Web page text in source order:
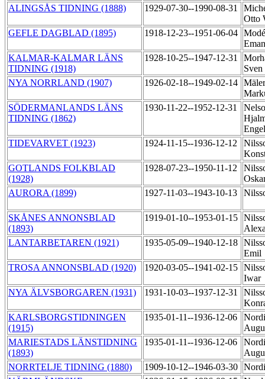
ALINGSÅS TIDNING (1888)
1929-07-30--1990-08-31
Otto
GEFLE DAGBLAD (1895)
1918-12-23--1951-06-04
KALMAR-KALMAR LÄNS
TIDNING (1918)
1928-10-25--1947-12-31
NYA NORRLAND (1907)
1926-02-18--1949-02-14
SÖDERMANLANDS LÄNS
TIDNING (1862)
1930-11-22--1952-12-31
TIDEVARVET (1923)
1924-11-15--1936-12-12
GOTLANDS FOLKBLAD
(1928)
1928-07-23--1950-11-12
AURORA (1899)
1927-11-03--1943-10-13
SKÅNES ANNONSBLAD
(1893)
1919-01-10--1953-01-15
LANTARBETAREN (1921)
1935-05-09--1940-12-18
Emil
TROSA ANNONSBLAD (1920)
1920-03-05--1941-02-15
Iwar
NYA ÄLVSBORGAREN (1931)
1931-10-03--1937-12-31
KARLSBORGSTIDNINGEN
(1915)
1935-01-11--1936-12-06
MARIESTADS LÄNSTIDNING
(1893)
1935-01-11--1936-12-06
NORRTELJE TIDNING (1880)
1909-10-12--1946-03-30